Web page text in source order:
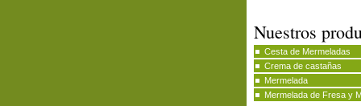
Nuestros
Cesta de Mermeladas
Crema de castañas
Mermelada
Mermelada de Fresa y